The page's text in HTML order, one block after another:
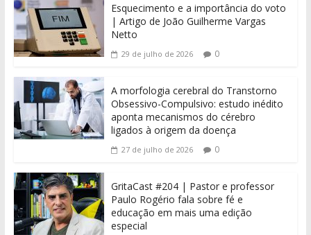
Esquecimento e a importância do voto
| Artigo de João Guilherme Vargas
Netto
29 de julho de 2026 0
A morfologia cerebral do Transtorno
Obsessivo-Compulsivo: estudo inédito
aponta mecanismos do cérebro
ligados à origem da doença
27 de julho de 2026 0
GritaCast #204 | Pastor e professor
Paulo Rogério fala sobre fé e
educação em mais uma edição
especial